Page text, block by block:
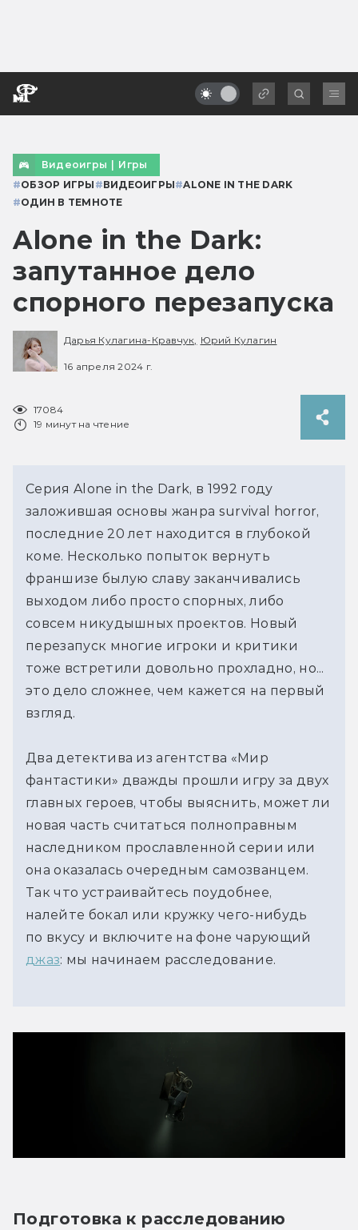
Видеоигры | Игры
#ОБЗОР ИГРЫ #ВИДЕОИГРЫ#ALONE IN THE DARK
#ОДИН В ТЕМНОТЕ
Alone in the Dark:
запутанное дело
спорного перезапуска
Дарья Кулагина-Кравчук, Юрий Кулагин
16 апреля 2024 г.
17084
19 минут на чтение
Серия Alone in the Dark, в 1992 году
заложившая основы жанра survival horror,
последние 20 лет находится в глубокой
коме. Несколько попыток вернуть
франшизе былую славу заканчивались
выходом либо просто спорных, либо
совсем никудышных проектов. Новый
перезапуск многие игроки и критики
тоже встретили довольно прохладно, но...
это дело сложнее, чем кажется на первый
взгляд.
Два детектива из агентства «Мир
фантастики» дважды прошли игру за двух
главных героев, чтобы выяснить, может ли
новая часть считаться полноправным
наследником прославленной серии или
она оказалась очередным самозванцем.
Так что устраивайтесь поудобнее,
налейте бокал или кружку чего-нибудь
по вкусу и включите на фоне чарующий
джаз: мы начинаем расследование.
Подготовка к расследованию